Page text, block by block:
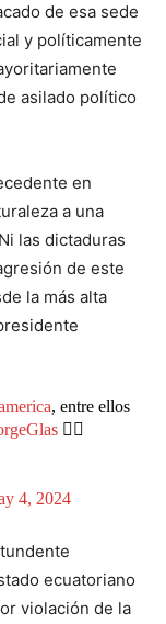
de esa sede
y políticamente
asilado político
en
a una
las dictaduras
de este
la más alta
, entre ellos
👇🏾
4, 2024
ecuatoriano
violación de la